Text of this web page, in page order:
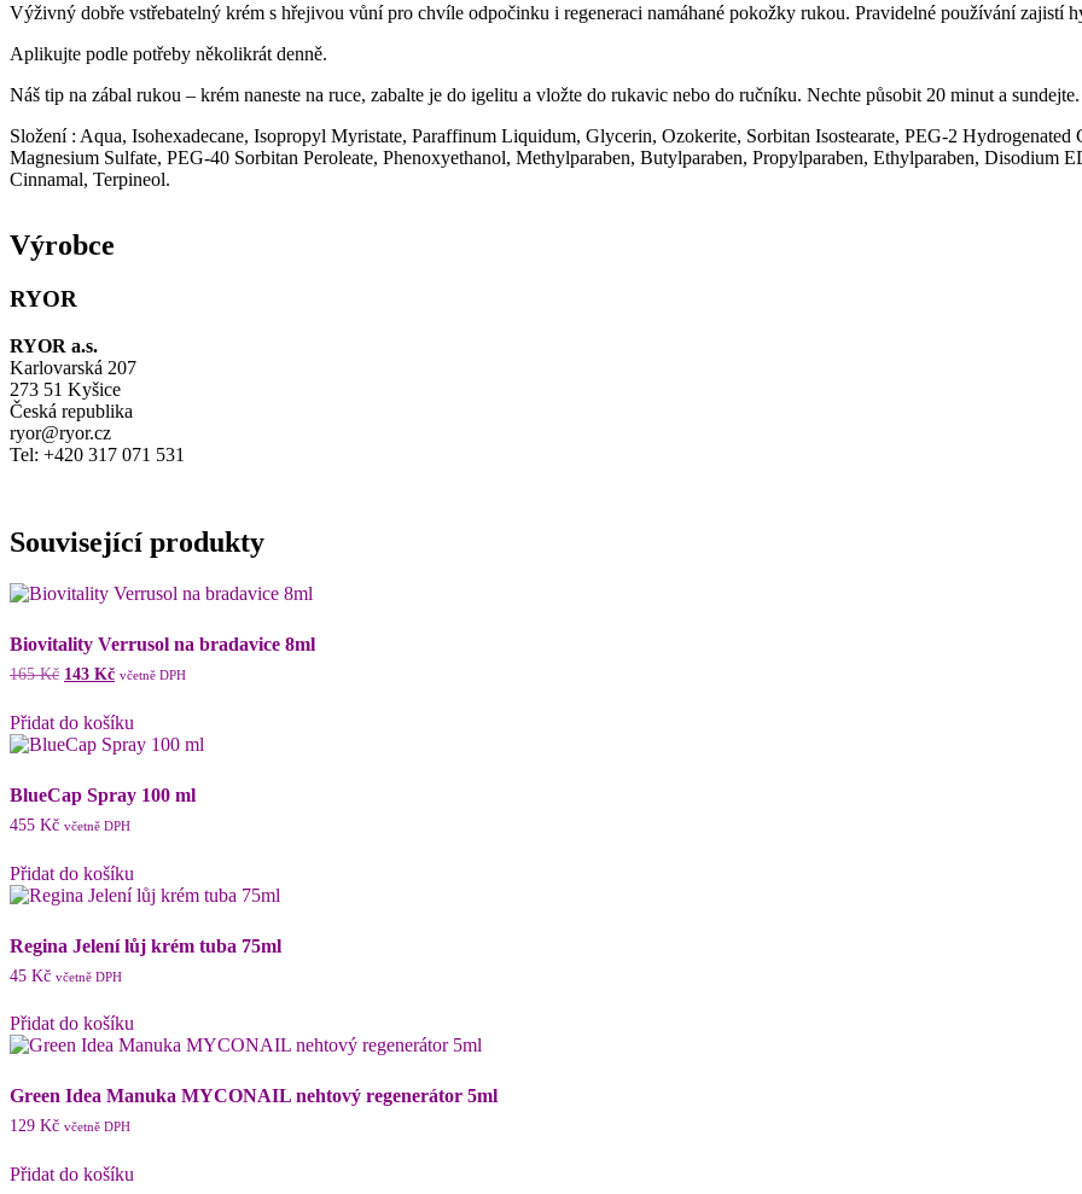
Výživný dobře vstřebatelný krém s hřejivou vůní pro chvíle odpočinku i regeneraci namáhané pokožky rukou. Pravidelné používání zajistí
Aplikujte podle potřeby několikrát denně.
Náš tip na zábal rukou – krém naneste na ruce, zabalte je do igelitu a vložte do rukavic nebo do ručníku. Nechte působit 20 minut a sundejte.
Složení : Aqua, Isohexadecane, Isopropyl Myristate, Paraffinum Liquidum, Glycerin, Ozokerite, Sorbitan Isostearate, PEG-2
Magnesium Sulfate, PEG-40 Sorbitan Peroleate, Phenoxyethanol, Methylparaben, Butylparaben, Propylparaben, Ethylparaben,
Cinnamal, Terpineol.
Výrobce
RYOR
RYOR a.s.
Karlovarská 207
273 51 Kyšice
Česká republika
ryor@ryor.cz
Tel: +420 317 071 531
Související produkty
Biovitality Verrusol na bradavice 8ml
165Kč Původní
165 Kč.
143 KčAktuální
je:
143 Kč.
včetně DPH
Přidat do košíku
BlueCap Spray 100 ml
455 Kč včetně DPH
Přidat do košíku
Regina Jelení lůj krém tuba 75ml
45 Kč včetně DPH
Přidat do košíku
Green Idea Manuka MYCONAIL nehtový regenerátor 5ml
129 Kč včetně DPH
Přidat do košíku